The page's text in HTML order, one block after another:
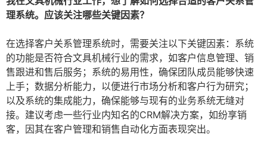
理系统。应该关注哪些关键因素？
在选择客户关系管理系统时，需要关注以下关键因素：系统
的功能是否符合文具机械行业的需求，如客户信息管理、销
售跟进和售后服务；系统的易用性，确保团队成员能够快速
上手；数据分析能力，以便进行市场分析和客户行为研究；
以及系统的集成能力，确保能够与现有的业务系统无缝对
接。建议考虑一些行业内知名的CRM解决方案，如纷享销
客，因其在客户管理和销售自动化方面表现突出。